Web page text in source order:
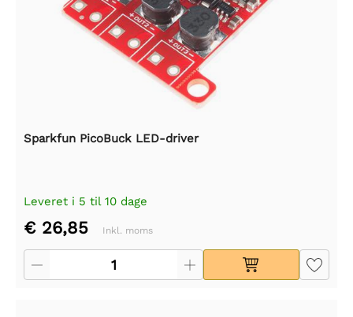
Sparkfun PicoBuck LED-driver
Leveret i 5 til 10 dage
€ 26,85 Inkl. moms